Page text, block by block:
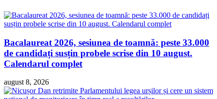
Bacalaureat 2026, sesiunea de toamnă: peste 33.000
de candidați susțin probele scrise din 10 august.
Calendarul complet
august 8, 2026